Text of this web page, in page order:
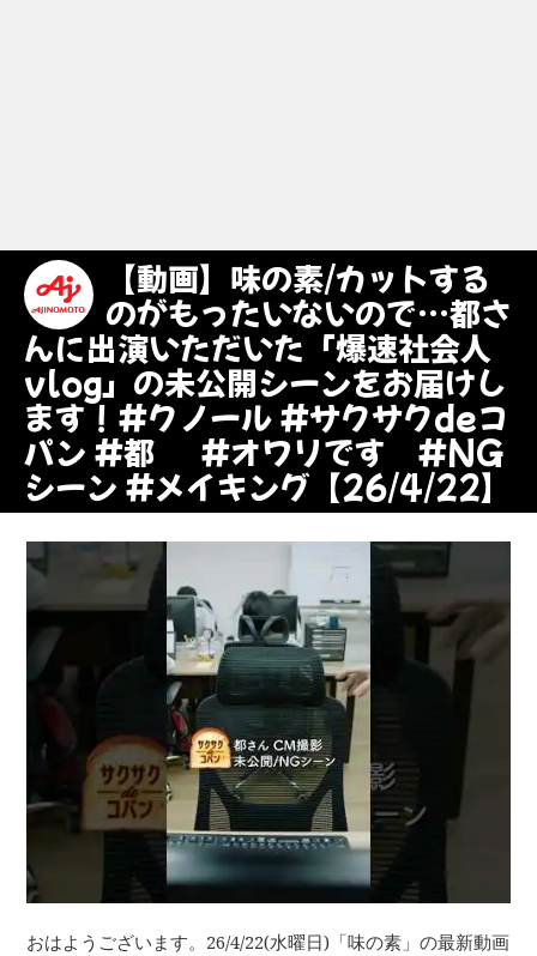
【動画】味の素/カットする
のがもったいないので…都さ
んに出演いただいた「爆速社会人
vlog」の未公開シーンをお届けし
ます！#クノール #サクサクdeコ
パン #都 #オワリです #NG
シーン #メイキング【26/4/22】
おはようございます。26/4/22(水曜日)「味の素」の最新動画